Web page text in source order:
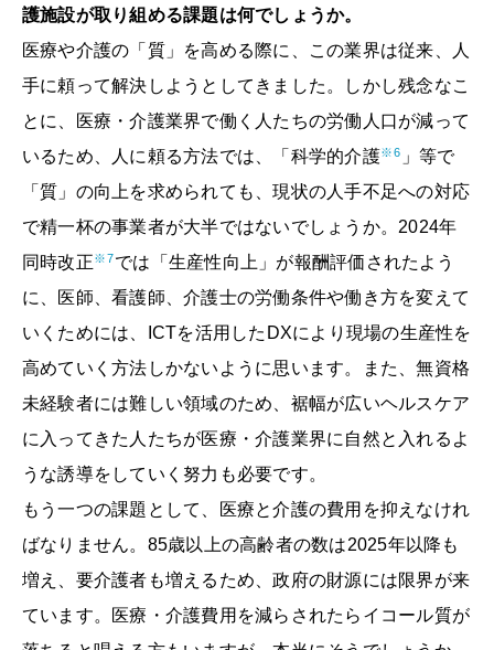
護施設が取り組める課題は何でしょうか。
医療や介護の「質」を高める際に、この業界は従来、人
手に頼って解決しようとしてきました。しかし残念なこ
とに、医療・介護業界で働く人たちの労働人口が減って
いるため、人に頼る方法では、「科学的介護※6 」等で
「質」の向上を求められても、現状の人手不足への対応
で精一杯の事業者が大半ではないでしょうか。2024年
同時改正※7では「生産性向上」が報酬評価されたよう
に、医師、看護師、介護士の労働条件や働き方を変えて
いくためには、ICTを活用したDXにより現場の生産性を
高めていく方法しかないように思います。また、無資格
未経験者には難しい領域のため、裾幅が広いヘルスケア
に入ってきた人たちが医療・介護業界に自然と入れるよ
うな誘導をしていく努力も必要です。
もう一つの課題として、医療と介護の費用を抑えなけれ
ばなりません。85歳以上の高齢者の数は2025年以降も
増え、要介護者も増えるため、政府の財源には限界が来
ています。医療・介護費用を減らされたらイコール質が